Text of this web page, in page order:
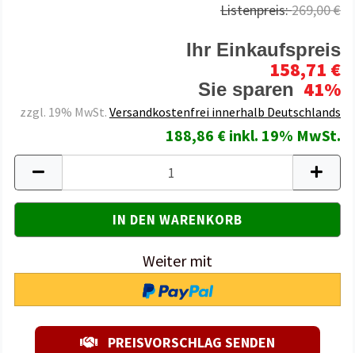
Listenpreis:269,00 €
Ihr Einkaufspreis
158,71 €
Sie sparen 41%
zzgl. 19% MwSt. Versandkostenfrei innerhalb Deutschlands
188,86 € inkl. 19% MwSt.
Weiter mit
PREISVORSCHLAG SENDEN